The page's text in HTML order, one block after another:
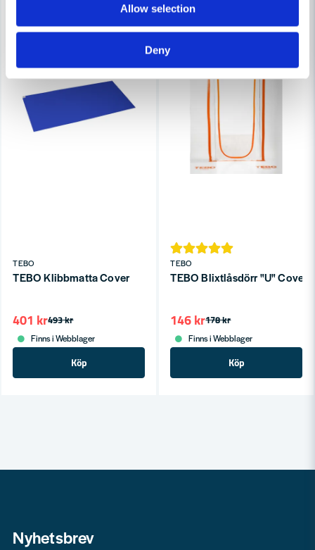
Allow selection
Deny
TEBO
TEBO Klibbmatta Cover
493 kr
401 kr
Finns i Webblager
Köp
TEBO
TEBO Blixtlåsdörr "U" Cover
178 kr
146 kr
Finns i Webblager
Köp
Nyhetsbrev